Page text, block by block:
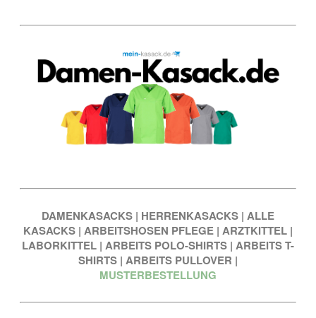
DAMENKASACKS | HERRENKASACKS | ALLE
KASACKS | ARBEITSHOSEN PFLEGE | ARZTKITTEL |
LABORKITTEL | ARBEITS POLO-SHIRTS | ARBEITS T-
SHIRTS | ARBEITS PULLOVER |
MUSTERBESTELLUNG